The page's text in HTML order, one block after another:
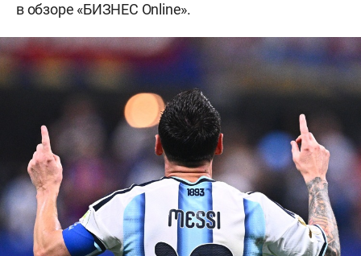
в обзоре «БИЗНЕС Online».